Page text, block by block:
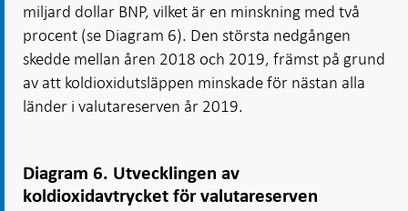
miljard dollar BNP, vilket är en minskning med två
procent (se Diagram 6). Den största nedgången
skedde mellan åren 2018 och 2019, främst på grund
av att koldioxidutsläppen minskade för nästan alla
länder i valutareserven år 2019.
Diagram 6. Utvecklingen av
koldioxidavtrycket för valutareserven